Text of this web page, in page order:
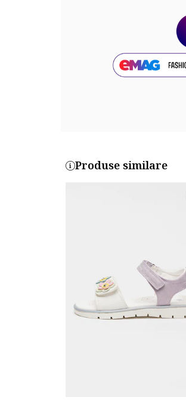
D4310613S-0032
Produse similare